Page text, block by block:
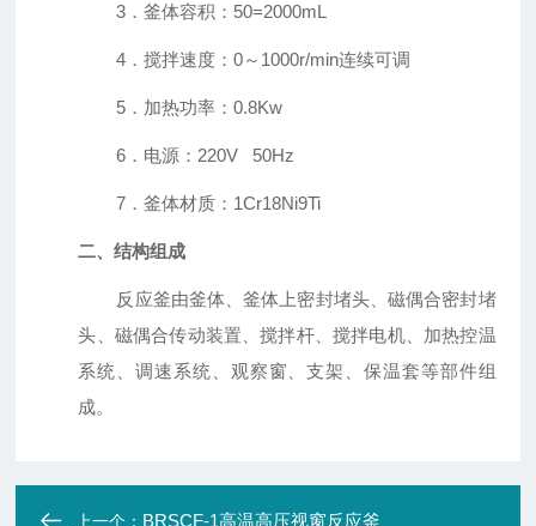
3．釜体容积：50=2000mL
4．搅拌速度：0～ 1000r/min连续可调
5．加热功率：0.8Kw
6．电源： 220V 50Hz
7．釜体材质： 1Cr18Ni9Ti
二、结构组成
反应釜由釜体、釜体上密封堵头、磁偶合密封堵
头、磁偶合传动装置、搅拌杆、搅拌电机、加热控温
系统、调速系统、观察窗、支架、保温套等部件组
成。
上一个： BRSCF-1高温高压视窗反应釜